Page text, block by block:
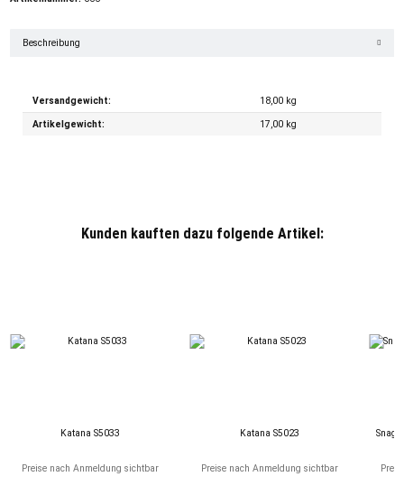
Beschreibung
Versandgewicht:
18,00 kg
Artikelgewicht:
17,00 kg
Kunden kauften dazu folgende Artikel:
Katana S5033
Preise nach Anmeldung sichtbar
Katana S5023
Preise nach Anmeldung sichtbar